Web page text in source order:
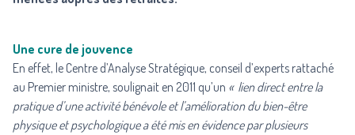
Une cure de jouvence
En effet, le Centre d’Analyse Stratégique, conseil d’experts rattaché
au Premier ministre, soulignait en 2011 qu’un « lien direct entre la
pratique d’une activité bénévole et l’amélioration du bien-être
physique et psychologique a été mis en évidence par plusieurs